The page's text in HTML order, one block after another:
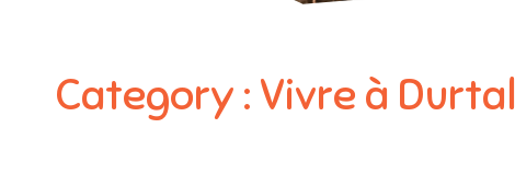
Category : Vivre à Durtal